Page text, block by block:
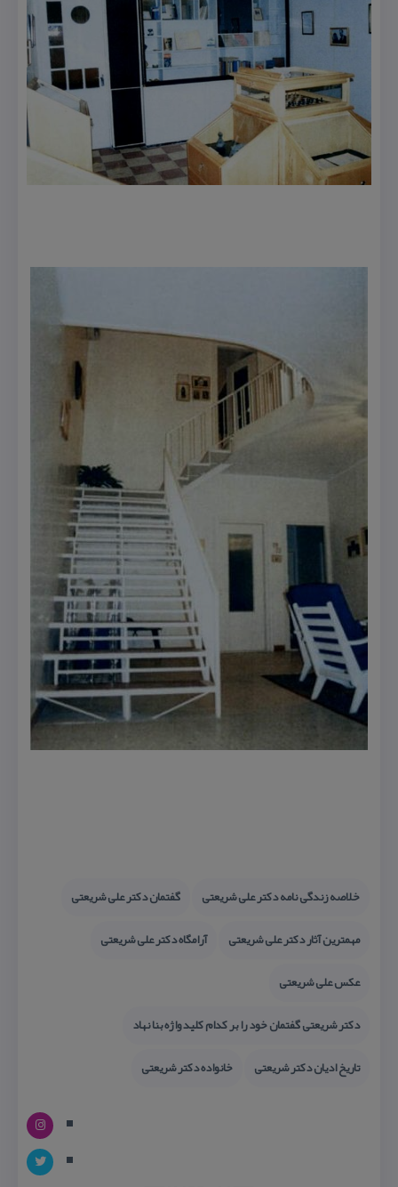
خلاصه زندگی نامه دكتر علی شریعتی
گفتمان دكتر علی شریعتی
مهمترین آثار دكتر علی شریعتی
آرامگاه دكتر علی شریعتی
عكس علی شریعتی
دكتر شریعتی گفتمان خود را بر كدام كلید واژه بنا نهاد
تاریخ ادیان دكتر شریعتی
خانواده دكتر شریعتی